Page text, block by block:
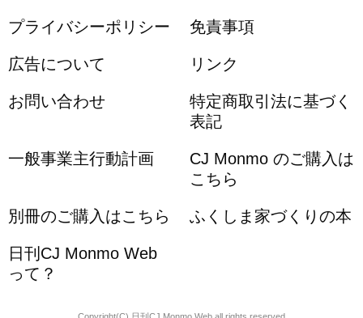
プライバシーポリシー 免責事項
広告について リンク
お問い合わせ
特定商取引法に基づく
表記
一般事業主行動計画
CJ Monmo のご購入は
こちら
別冊のご購入はこちら ふくしま家づくりの本
日刊CJ Monmo Web
って？